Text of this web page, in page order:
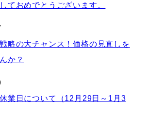
ておめでとうございます。
略の大チャンス！価格の見直しを
か？
業日について（12月29日～1月3